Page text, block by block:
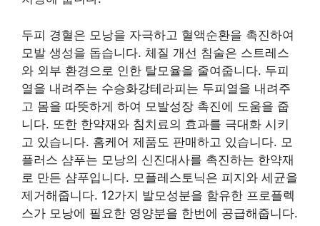
두피 경혈은 모낭을 자극하고 혈액순환을 촉진하여
모발 생성을 돕습니다. 체질 개선 침술은 스트레스
와 외부 환경으로 인한 탈모율을 줄여줍니다. 두피
열을 내려주는 수승화강테라피는 두피열을 내려주
고 몸을 따뜻하게 하여 모발성장 촉진에 도움을 줍
니다. 또한 한약재와 침치료의 효과를 극대화 시키
고 있습니다. 홈케어 제품도 판매하고 있습니다. 모
플러스 샴푸는 모낭의 신진대사를 촉진하는 한약재
로 만든 샴푸입니다. 모플레스토닉은 피지와 세균을
제거해줍니다. 12가지 발모성분을 함유한 프로플렉
스가 모낭에 필요한 영양분을 한번에 공급해줍니다.